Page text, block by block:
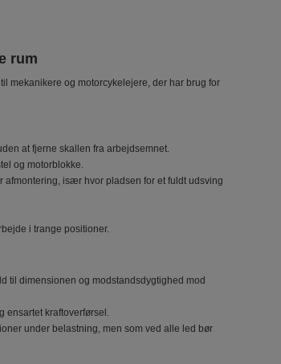
rum
mekanikere og motorcykelejere, der har brug for
at fjerne skallen fra arbejdsemnet.
og motorblokke.
især hvor pladsen for et fuldt udsving
i trange positioner.
til dimensionen og modstandsdygtighed mod
ensartet kraftoverførsel.
under belastning, men som ved alle led bør